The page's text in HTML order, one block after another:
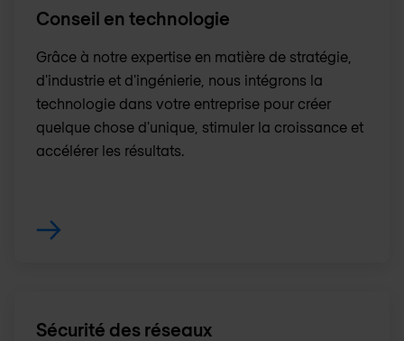
Conseil en technologie
Grâce à notre expertise en matière de stratégie,
d'industrie et d'ingénierie, nous intégrons la
technologie dans votre entreprise pour créer
quelque chose d'unique, stimuler la croissance et
accélérer les résultats.
Sécurité des réseaux